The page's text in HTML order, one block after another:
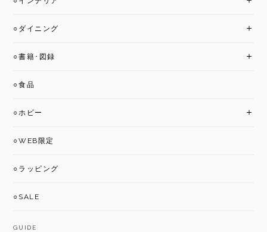
○ダイニング
○書籍･図録
○食品
○ホビー
○WEB限定
○ラッピング
○SALE
GUIDE